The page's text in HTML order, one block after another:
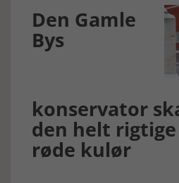
Den Gamle
Bys
konservator
den helt
røde kulør